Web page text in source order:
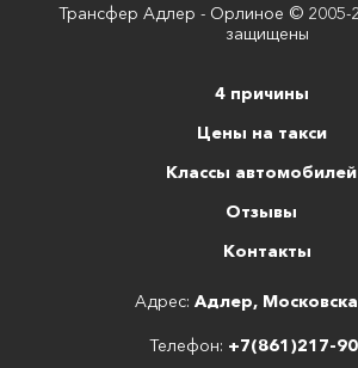
Трансфер Адлер - Орлиное © 2005-
защищены
4 причины
Цены на такси
Классы автомобилей
Отзывы
Контакты
Адрес: Адлер,
Телефон: +7(861)217-